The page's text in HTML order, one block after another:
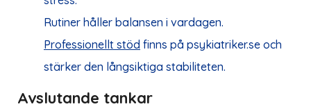
Rutiner håller balansen i vardagen.
Professionellt stöd finns på psykiatriker.se och
stärker den långsiktiga stabiliteten.
Avslutande tankar